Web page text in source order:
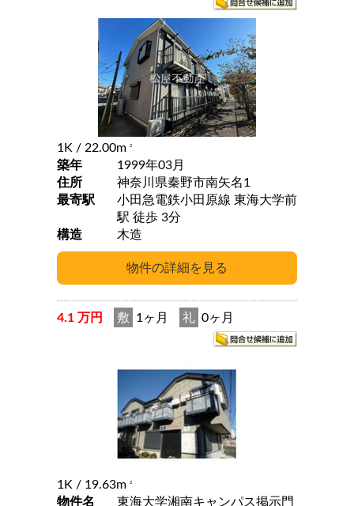
1K / 22.00m 2
築年
1999年03月
住所
神奈川県秦野市南矢名1
最寄駅
小田急電鉄小田原線 東海大学前
駅 徒歩 3分
構造
木造
4.1 万円 敷 1ヶ月 礼 0ヶ月
1K / 19.63m 2
物件名 東海大学湘南キャンパス掲示門